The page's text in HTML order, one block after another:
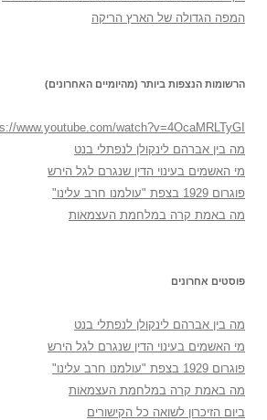
המפה הגדולה של הארץ הריקה
הרשומות הנצפות ביותר (מהיומיים האחרונים)
www.youtube.com/watch?v=4OcaMRLTyGI
מה בין אברהם לינקולן לנפתלי בנט
מי האשמים בעינוי הדין שנגרם לגל הירש
פוגרום 1929 בצפת "עולמנו חרב עלינו"
מה באמת קרה במלחמת העצמאות
פוסטים אחרונים
מה בין אברהם לינקולן לנפתלי בנט
מי האשמים בעינוי הדין שנגרם לגל הירש
פוגרום 1929 בצפת "עולמנו חרב עלינו"
מה באמת קרה במלחמת העצמאות
ביום הזיכרון לשואה כל הקישורים